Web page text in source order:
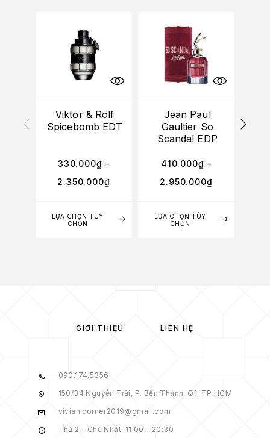
LỰA CHỌN TÙY
CHỌN
Viktor & Rolf
Spicebomb EDT
330.000₫ –
2.350.000₫
LỰA CHỌN TÙY
CHỌN
Jean Paul
Gaultier So
Scandal EDP
410.000₫ –
2.950.000₫
GIỚI THIỆU LIÊN HỆ
090.174.5356
150/34 Nguyễn Trãi, P. Bến Thành, Q1, TP.HCM
vivian.corner2019@gmail.com
Thứ 2 - Chủ Nhật: 11:00 - 20:30